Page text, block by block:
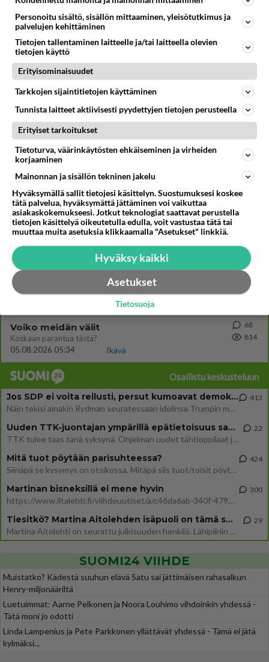
04.08.2026 10:07 Lieksa
05.08.2026 07:23
29
1011
Mikä sinua ja kaivattuasi
Yhdistää??????
58
926
Mitä uskot hänen ajattelevan sinusta?
😇
04.08.2026 18:30
Ikävä
906
Sinulle mies
Kohtaamme jälleen kun on oikea aika. Sitä ei voi mikään eikä kukaan estää <3 <3
04.08.2026 15:01
Ikävä
47
Mitä töitä kaivattusi on tehnyt?
05.08.2026 13:25
Miia Heikkinen avautui !
Judo
75
817
Voiko meidän välit
Koskaan parantua tästä?
05.08.2026 05:34
Ikävä
68
814
Osallistu keskusteluun
Jos SDP ei voita reilusti, persut kumoavat demokratian Suomesta
Näin tekisi ainakin Rydman seuratessaan idolinsa Trumpin mallia https://www.is.fi/politiikka/art-2000012187244.html
413
Uuden TTK-juontajan ympärillä epätietoisuus sakenee - Nyt MTV hämmentää soppaa
TTK tulee taas tänä syksynä. Ohjelman uudet tähtioppilaat julkistetaan torstaina 6. elokuuta klo 14 alkavassa lehdistö
22
Mitä tuot pöytään parisuhteessa?
Siinäpä se kysymys on otsikossa. Mitäpä siis tuot/toisit pöytään parisuhteessa? Oletko mies vai nainen? Koetko sen mitä
424
Martinan bisneksillä ei mene hyvin
https://www.iltalehti.fi/viihdeuutiset/a/c46da6ab-340f-4790-aaa7-0865eed2336 Yrityksen konkurssihakemus on tullut kärä
300
Tiesitkö? Martina Aitolehden isäpuoli on tämä suosittu laulaja
Martina Aitolehti on seurattu julkisuuden henkilö. Lähipiiriin mahtuu muitakin tunnettuja henkilöitä. Tiesitkö, että Ma
29
SUOMI24 VIIHDE
Muistatko? Kädestä suuhun elävä Satu sai jättimäisen rahasalkun
Henry-miljonääriltä
Luetuimmat: Aarne Pelkonen ja Noora Louhimo vihdoinkin yhdessä -
Tätä moni jo odotti
Linda Lampenius ja Pete Parkkonen yllättävät yhdessä - Tämä ei jätä
kylmäksi...
Personoitu sisältö, sisällön mittaaminen, yleisötutkimus ja
palvelujen kehittäminen
Tietojen tallentaminen laitteelle ja/tai laitteella olevien
tietojen käyttö
Erityisominaisuudet
Tarkkojen sijaintitietojen käyttäminen
Tunnista laitteet aktiivisesti pyydettyjen tietojen perusteella
Erityiset tarkoitukset
Tietoturva, väärinkäytösten ehkäiseminen ja virheiden
korjaaminen
Mainonnan ja sisällön tekninen jakelu
Hyväksymällä sallit tietojesi käsittelyn. Suostumuksesi koskee
tätä palvelua, hyväksymättä jättäminen voi vaikuttaa
asiakaskokemukseesi. Jotkut teknologiat saattavat perustella
tietojen käsittelyä oikeutetulla edulla, voit vastustaa tätä tai
muuttaa muita asetuksia klikkaamalla "Asetukset" linkkiä.
Hyväksy kaikki
Asetukset
Tietosuoja